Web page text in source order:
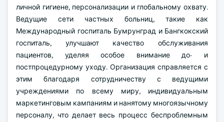
личной гигиене, персонализации и глобальному охвату.
Ведущие сети частных больниц, такие как
Международный госпиталь Бумрунград и Бангкокский
госпиталь, улучшают качество обслуживания
пациентов, уделяя особое внимание до- и
постпроцедурному уходу. Организация справляется с
этим благодаря сотрудничеству с ведущими
учреждениями по всему миру, индивидуальным
маркетинговым кампаниям и нанятому многоязычному
персоналу, что делает весь процесс беспроблемным